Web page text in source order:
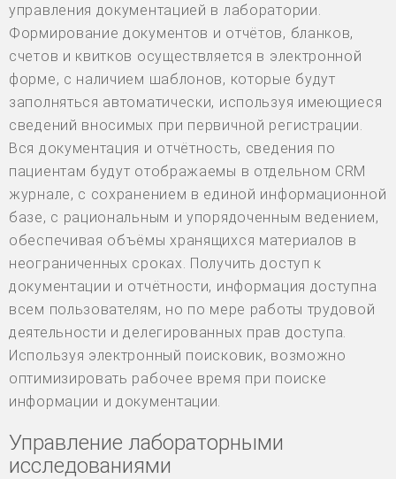
управления документацией в лаборатории.
Формирование документов и отчётов, бланков,
счетов и квитков осуществляется в электронной
форме, с наличием шаблонов, которые будут
заполняться автоматически, используя имеющиеся
сведений вносимых при первичной регистрации.
Вся документация и отчётность, сведения по
пациентам будут отображаемы в отдельном CRM
журнале, с сохранением в единой информационной
базе, с рациональным и упорядоченным ведением,
обеспечивая объёмы хранящихся материалов в
неограниченных сроках. Получить доступ к
документации и отчётности, информация доступна
всем пользователям, но по мере работы трудовой
деятельности и делегированных прав доступа.
Используя электронный поисковик, возможно
оптимизировать рабочее время при поиске
информации и документации.
Управление лабораторными
исследованиями